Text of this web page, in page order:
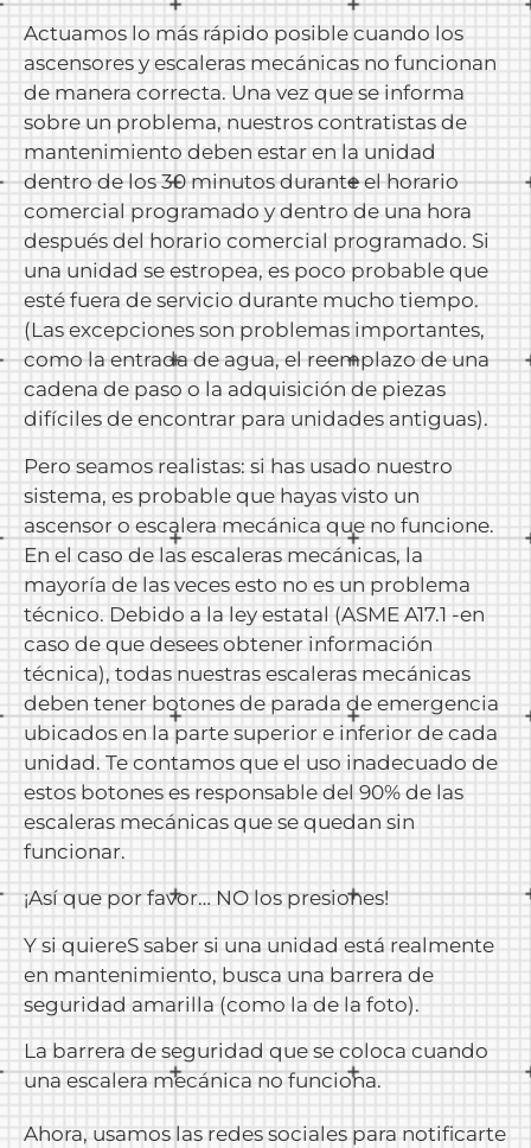
Actuamos lo más rápido posible cuando los
ascensores y escaleras mecánicas no funcionan
de manera correcta. Una vez que se informa
sobre un problema, nuestros contratistas de
mantenimiento deben estar en la unidad
dentro de los 30 minutos durante el horario
comercial programado y dentro de una hora
después del horario comercial programado. Si
una unidad se estropea, es poco probable que
esté fuera de servicio durante mucho tiempo.
(Las excepciones son problemas importantes,
como la entrada de agua, el reemplazo de una
cadena de paso o la adquisición de piezas
difíciles de encontrar para unidades antiguas).
Pero seamos realistas: si has usado nuestro
sistema, es probable que hayas visto un
ascensor o escalera mecánica que no funcione.
En el caso de las escaleras mecánicas, la
mayoría de las veces esto no es un problema
técnico. Debido a la ley estatal (ASME A17.1 -en
caso de que desees obtener información
técnica), todas nuestras escaleras mecánicas
deben tener botones de parada de emergencia
ubicados en la parte superior e inferior de cada
unidad. Te contamos que el uso inadecuado de
estos botones es responsable del 90% de las
escaleras mecánicas que se quedan sin
funcionar.
¡Así que por favor… NO los presiones!
Y si quiereS saber si una unidad está realmente
en mantenimiento, busca una barrera de
seguridad amarilla (como la de la foto).
La barrera de seguridad que se coloca cuando
una escalera mecánica no funciona.
Ahora, usamos las redes sociales para notificarte